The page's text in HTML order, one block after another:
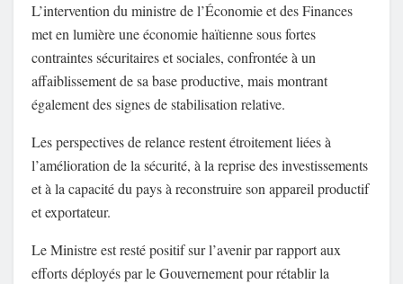
L’intervention du ministre de l’Économie et des Finances
met en lumière une économie haïtienne sous fortes
contraintes sécuritaires et sociales, confrontée à un
affaiblissement de sa base productive, mais montrant
également des signes de stabilisation relative.
Les perspectives de relance restent étroitement liées à
l’amélioration de la sécurité, à la reprise des investissements
et à la capacité du pays à reconstruire son appareil productif
et exportateur.
Le Ministre est resté positif sur l’avenir par rapport aux
efforts déployés par le Gouvernement pour rétablir la